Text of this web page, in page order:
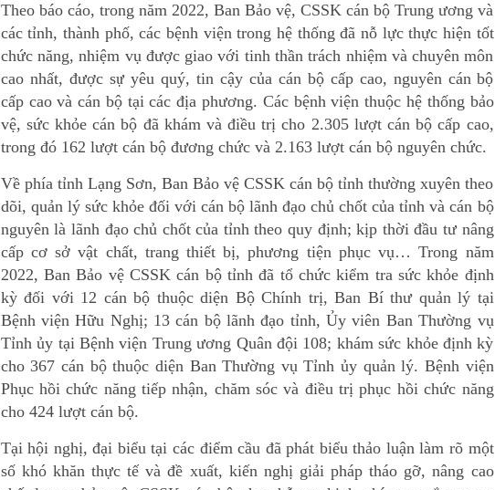
Theo báo cáo, trong năm 2022, Ban Bảo vệ, CSSK cán bộ Trung ương và
các tỉnh, thành phố, các bệnh viện trong hệ thống đã nỗ lực thực hiện tốt
chức năng, nhiệm vụ được giao với tinh thần trách nhiệm và chuyên môn
cao nhất, được sự yêu quý, tin cậy của cán bộ cấp cao, nguyên cán bộ
cấp cao và cán bộ tại các địa phương. Các bệnh viện thuộc hệ thống bảo
vệ, sức khỏe cán bộ đã khám và điều trị cho 2.305 lượt cán bộ cấp cao,
trong đó 162 lượt cán bộ đương chức và 2.163 lượt cán bộ nguyên chức.
Về phía tỉnh Lạng Sơn, Ban Bảo vệ CSSK cán bộ tỉnh thường xuyên theo
dõi, quản lý sức khỏe đối với cán bộ lãnh đạo chủ chốt của tỉnh và cán bộ
nguyên là lãnh đạo chủ chốt của tỉnh theo quy định; kịp thời đầu tư nâng
cấp cơ sở vật chất, trang thiết bị, phương tiện phục vụ… Trong năm
2022, Ban Bảo vệ CSSK cán bộ tỉnh đã tổ chức kiểm tra sức khỏe định
kỳ đối với 12 cán bộ thuộc diện Bộ Chính trị, Ban Bí thư quản lý tại
Bệnh viện Hữu Nghị; 13 cán bộ lãnh đạo tỉnh, Ủy viên Ban Thường vụ
Tỉnh ủy tại Bệnh viện Trung ương Quân đội 108; khám sức khỏe định kỳ
cho 367 cán bộ thuộc diện Ban Thường vụ Tỉnh ủy quản lý. Bệnh viện
Phục hồi chức năng tiếp nhận, chăm sóc và điều trị phục hồi chức năng
cho 424 lượt cán bộ.
Tại hội nghị, đại biểu tại các điểm cầu đã phát biểu thảo luận làm rõ một
số khó khăn thực tế và đề xuất, kiến nghị giải pháp tháo gỡ, nâng cao